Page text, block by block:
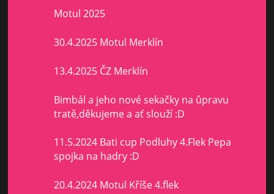
Motul 2025
30.4.2025 Motul Merklín
13.4.2025 ČZ Merklín
Bimbál a jeho nové sekačky na ůpravu
tratě,děkujeme a ať slouží :D
11.5.2024 Bati cup Podluhy 4.Flek Pepa
spojka na hadry :D
20.4.2024 Motul Kříše 4.flek